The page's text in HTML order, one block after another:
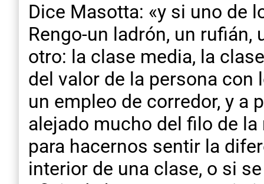
Dice Masotta: «y si uno de
Rengo-un ladrón, un
otro: la clase media, la
del valor de la persona
un empleo de corredor, y a
alejado mucho del filo de
para hacernos sentir la
interior de una clase, o si